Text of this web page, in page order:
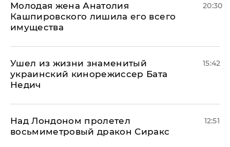
Молодая жена Анатолия
Кашпировского лишила его всего
имущества
20:30
Ушел из жизни знаменитый
украинский кинорежиссер Бата
Недич
15:42
Над Лондоном пролетел
восьмиметровый дракон Сиракс
12:51